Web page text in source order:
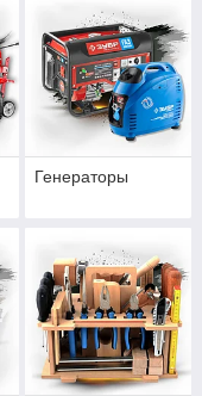
Генераторы